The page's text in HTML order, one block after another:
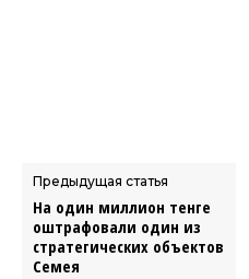
Предыдущая статья
На один миллион тенге
оштрафовали один из
стратегических объектов
Семея